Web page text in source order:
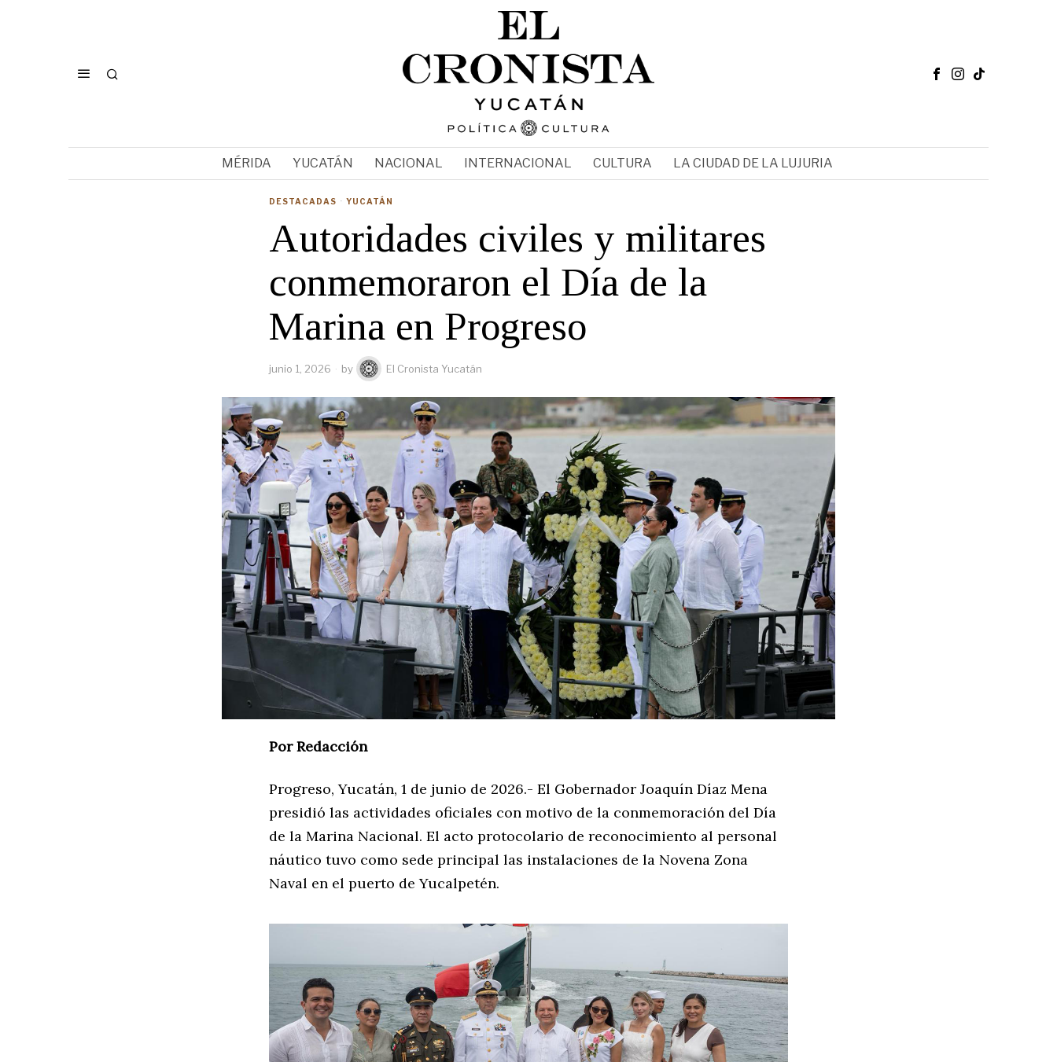
MÉRIDA YUCATÁN NACIONAL INTERNACIONAL CULTURA LA CIUDAD DE LA LUJURIA
DESTACADAS · YUCATÁN
Autoridades civiles y militares
conmemoraron el Día de la
Marina en Progreso
junio 1, 2026 by El Cronista Yucatán
Por Redacción
Progreso, Yucatán, 1 de junio de 2026.- El Gobernador Joaquín Díaz Mena
presidió las actividades oficiales con motivo de la conmemoración del Día
de la Marina Nacional. El acto protocolario de reconocimiento al personal
náutico tuvo como sede principal las instalaciones de la Novena Zona
Naval en el puerto de Yucalpetén.